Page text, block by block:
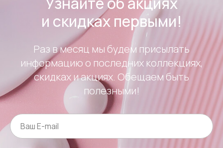
и скидках первыми!
Раз в месяц мы будем присылать
информацию о последних коллекциях,
скидках и акциях. Обещаем быть
полезными!